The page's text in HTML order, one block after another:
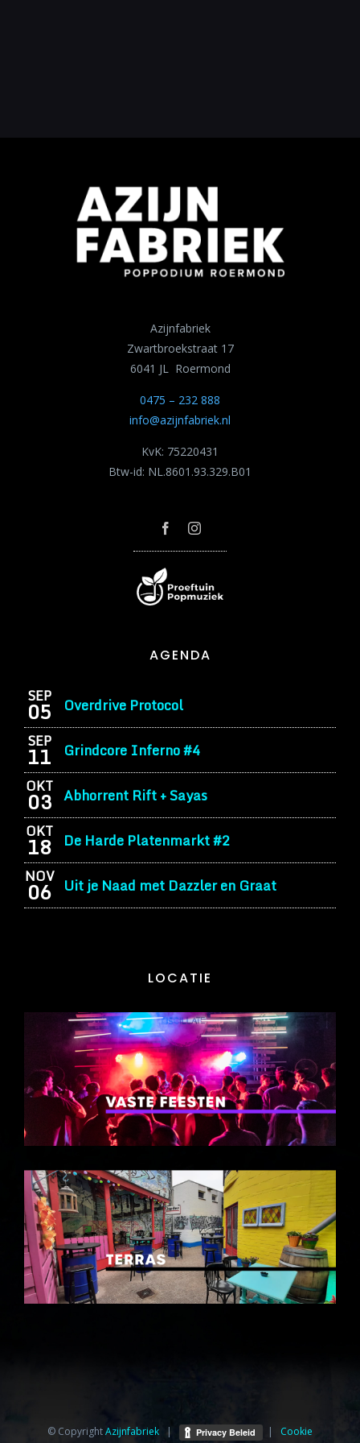
AGENDA
SEP
05 Overdrive Protocol
SEP
11 Grindcore Inferno #4
OKT
03 Abhorrent Rift + Sayas
OKT
18 De Harde Platenmarkt #2
NOV
06 Uit je Naad met Dazzler en Graat
Azijnfabriek
Zwartbroekstraat 17
6041 JL Roermond
0475 – 232 888
info@azijnfabriek.nl
KvK: 75220431
Btw-id: NL.8601.93.329.B01
LOCATIE
© CopyrightAzijnfabriek⁩ | | Cookie